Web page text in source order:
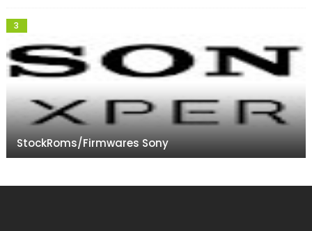
StockRoms/Firmwares Sony